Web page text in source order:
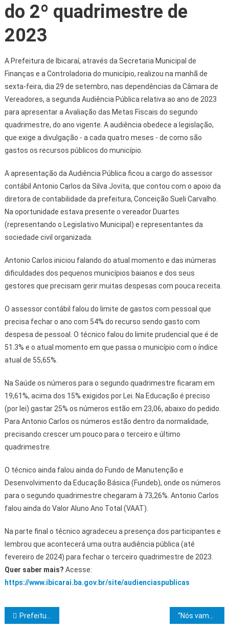
do 2º quadrimestre de
2023
A Prefeitura de Ibicaraí, através da Secretaria Municipal de
Finanças e a Controladoria do município, realizou na manhã de
sexta-feira, dia 29 de setembro, nas dependências da Câmara de
Vereadores, a segunda Audiência Pública relativa ao ano de 2023
para apresentar a Avaliação das Metas Fiscais do segundo
quadrimestre, do ano vigente. A audiência obedece a legislação,
que exige a divulgação - a cada quatro meses - de como são
gastos os recursos públicos do município.
A apresentação da Audiência Pública ficou a cargo do assessor
contábil Antonio Carlos da Silva Jovita, que contou com o apoio da
diretora de contabilidade da prefeitura, Conceição Sueli Carvalho.
Na oportunidade estava presente o vereador Duartes
(representando o Legislativo Municipal) e representantes da
sociedade civil organizada.
Antonio Carlos iniciou falando do atual momento e das inúmeras
dificuldades dos pequenos municípios baianos e dos seus
gestores que precisam gerir muitas despesas com pouca receita.
O assessor contábil falou do limite de gastos com pessoal que
precisa fechar o ano com 54% do recurso sendo gasto com
despesa de pessoal. O técnico falou do limite prudencial que é de
51.3% e o atual momento em que passa o município com o índice
atual de 55,65%.
Na Saúde os números para o segundo quadrimestre ficaram em
19,61%, acima dos 15% exigidos por Lei. Na Educação é preciso
(por lei) gastar 25% os números estão em 23,06, abaixo do pedido.
Para Antonio Carlos os números estão dentro da normalidade,
precisando crescer um pouco para o terceiro e último
quadrimestre.
O técnico ainda falou ainda do Fundo de Manutenção e
Desenvolvimento da Educação Básica (Fundeb), onde os números
para o segundo quadrimestre chegaram à 73,26%. Antonio Carlos
falou ainda do Valor Aluno Ano Total (VAAT).
Na parte final o técnico agradeceu a presença dos participantes e
lembrou que acontecerá uma outra audiência pública (até
fevereiro de 2024) para fechar o terceiro quadrimestre de 2023.
Quer saber mais? Acesse:
https://www.ibicarai.ba.gov.br/site/audienciaspublicas
Navegação de Post
Prefeitura de Ilhéus intensifica manutenção das estradas vicinais; confira localidades “Nós vamos disputar cada jovem da Bahia para que não siga o caminho do mal”, afirma governador em entrega de complexo poliesportivo de Itapetinga